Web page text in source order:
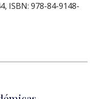
ISBN: 978-84-9148-